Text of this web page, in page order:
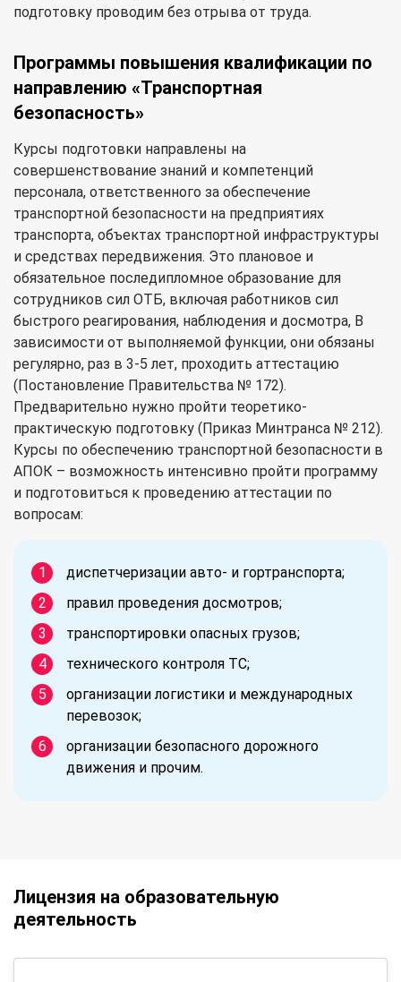
подготовку проводим без отрыва от труда.
Программы повышения квалификации по
направлению «Транспортная
безопасность»
Курсы подготовки направлены на
совершенствование знаний и компетенций
персонала, ответственного за обеспечение
транспортной безопасности на предприятиях
транспорта, объектах транспортной инфраструктуры
и средствах передвижения. Это плановое и
обязательное последипломное образование для
сотрудников сил ОТБ, включая работников сил
быстрого реагирования, наблюдения и досмотра, В
зависимости от выполняемой функции, они обязаны
регулярно, раз в 3-5 лет, проходить аттестацию
(Постановление Правительства № 172).
Предварительно нужно пройти теоретико-
практическую подготовку (Приказ Минтранса № 212).
Курсы по обеспечению транспортной безопасности в
АПОК – возможность интенсивно пройти программу
и подготовиться к проведению аттестации по
вопросам:
диспетчеризации авто- и гортранспорта;
правил проведения досмотров;
транспортировки опасных грузов;
технического контроля ТС;
организации логистики и международных
перевозок;
организации безопасного дорожного
движения и прочим.
Лицензия на образовательную
деятельность